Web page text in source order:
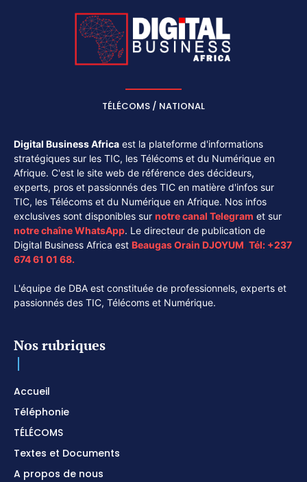
TÉLÉCOMS / NATIONAL
Digital Business Africa est la plateforme d'informations
stratégiques sur les TIC, les Télécoms et du Numérique en
Afrique. C'est le site web de référence des décideurs,
experts, pros et passionnés des TIC en matière d'infos sur
TIC, les Télécoms et du Numérique en Afrique. Nos infos
exclusives sont disponibles sur notre canal Telegram et sur
notre chaîneWhatsApp. Le directeur de publication de
Digital Business Africa est Beaugas Orain DJOYUM. Tél: +237
674 61 01 68.
L'équipe de DBA est constituée de professionnels, experts et
passionnés des TIC, Télécoms et Numérique.
Nos rubriques
Accueil
Téléphonie
TÉLÉCOMS
Textes et Documents
A propos de nous